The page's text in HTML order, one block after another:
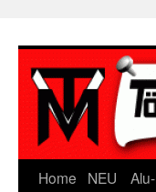
Home NEU
Alu-